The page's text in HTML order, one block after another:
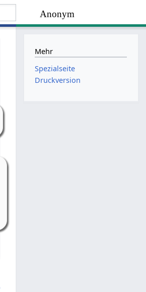
Anonym
Mehr
Spezialseite
Druckversion